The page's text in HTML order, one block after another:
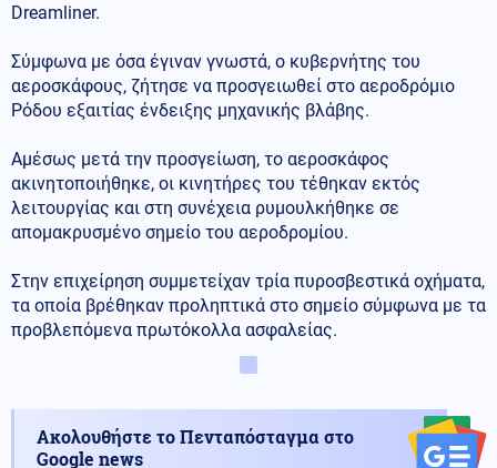
Dreamliner.
Σύμφωνα με όσα έγιναν γνωστά, ο κυβερνήτης του
αεροσκάφους, ζήτησε να προσγειωθεί στο αεροδρόμιο
Ρόδου εξαιτίας ένδειξης μηχανικής βλάβης.
Αμέσως μετά την προσγείωση, το αεροσκάφος
ακινητοποιήθηκε, οι κινητήρες του τέθηκαν εκτός
λειτουργίας και στη συνέχεια ρυμουλκήθηκε σε
απομακρυσμένο σημείο του αεροδρομίου.
Στην επιχείρηση συμμετείχαν τρία πυροσβεστικά οχήματα,
τα οποία βρέθηκαν προληπτικά στο σημείο σύμφωνα με τα
προβλεπόμενα πρωτόκολλα ασφαλείας.
Ακολουθήστε το Πενταπόσταγμα στο
Google news